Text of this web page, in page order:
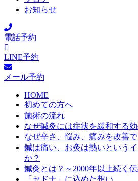
お知らせ
電話予約
LINE予約
メール予約
HOME
初めての方へ
施術の流れ
なぜ鍼灸には症状を緩和する
なぜ辛さ、悩み、痛みを改善
鍼は痛い、お灸は熱いという
か？
鍼灸とは？～2000年以上続く